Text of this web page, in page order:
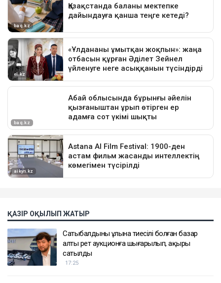
ҚАЗІР ОҚЫЛЫП ЖАТЫР
Сатыбалдының ұлына тиесілі болған базар
алты рет аукционға шығарылып, ақыры
сатылды
17:25